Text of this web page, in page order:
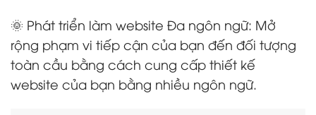
🌞 Phát triển làm website Đa ngôn ngữ: Mở
rộng phạm vi tiếp cận của bạn đến đối tượng
toàn cầu bằng cách cung cấp thiết kế
website của bạn bằng nhiều ngôn ngữ.